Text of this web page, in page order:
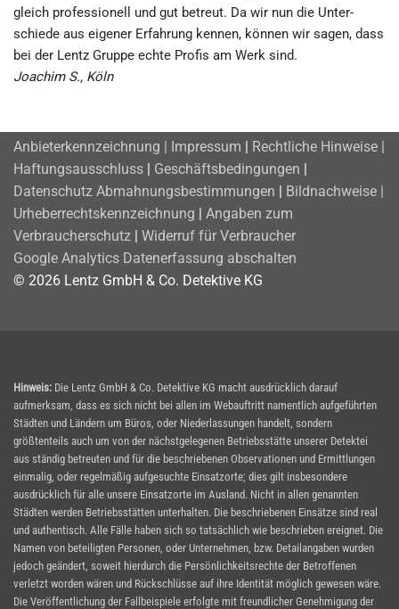
gleich pro­fess­ionell und gut betreut. Da wir nun die Unter­
schiede aus eigener Erfahrung kennen, können wir sagen, dass
bei der Lentz Gruppe echte Profis am Werk sind.
Joachim S., Köln
Anbieterkennzeichnung | Impressum | Rechtliche Hinweise |
Haftungsausschluss | Geschäftsbedingungen |
Datenschutz Abmahnungsbestimmungen | Bildnachweise |
Urheberrechtskennzeichnung | Angaben zum
Verbraucherschutz | Widerruf für Verbraucher
Google Analytics Datenerfassung abschalten
© 2026 Lentz GmbH & Co. Detektive KG
Hinweis: Die Lentz GmbH & Co. Detektive KG macht ausdrücklich darauf
aufmerksam, dass es sich nicht bei allen im Webauftritt namentlich aufgeführten
Städten und Ländern um Büros, oder Niederlassungen handelt, sondern
größtenteils auch um von der nächstgelegenen Betriebsstätte unserer Detektei
aus ständig betreuten und für die beschriebenen Observationen und Ermittlungen
einmalig, oder regelmäßig aufgesuchte Einsatzorte; dies gilt insbesondere
ausdrücklich für alle unsere Einsatzorte im Ausland. Nicht in allen genannten
Städten werden Betriebsstätten unterhalten. Die beschriebenen Einsätze sind real
und authentisch. Alle Fälle haben sich so tatsächlich wie beschrieben ereignet. Die
Namen von beteiligten Personen, oder Unternehmen, bzw. Detailangaben wurden
jedoch geändert, soweit hierdurch die Persönlichkeitsrechte der Betroffenen
verletzt worden wären und Rückschlüsse auf ihre Identität möglich gewesen wäre.
Die Veröffentlichung der Fallbeispiele erfolgte mit freundlicher Genehmigung der